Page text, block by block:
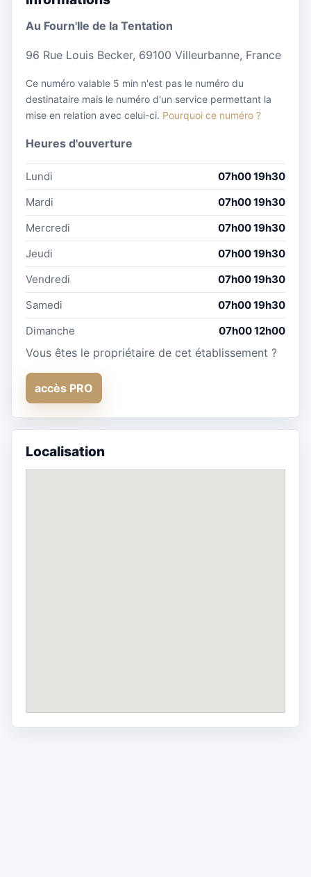
Au Fourn'Ile de la Tentation
96 Rue Louis Becker, 69100 Villeurbanne, France
Ce numéro valable 5 min n'est pas le numéro du
destinataire mais le numéro d'un service permettant la
mise en relation avec celui-ci. Pourquoi ce numéro ?
Heures d'ouverture
Lundi
07h00 19h30
Mardi
07h00 19h30
Mercredi
07h00 19h30
Jeudi
07h00 19h30
Vendredi
07h00 19h30
Samedi
07h00 19h30
Dimanche
07h00 12h00
Vous êtes le propriétaire de cet établissement ?
accès PRO
Localisation